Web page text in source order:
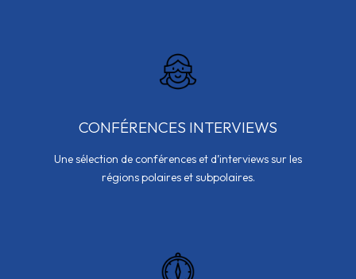
CONFÉRENCES INTERVIEWS
Une sélection de conférences et d’interviews sur les
régions polaires et subpolaires.